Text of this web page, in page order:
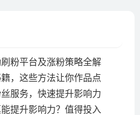
粉平台及涨粉策略全解
，这些方法让你作品点
服务，快速提升影响力
提升影响力？值得投入